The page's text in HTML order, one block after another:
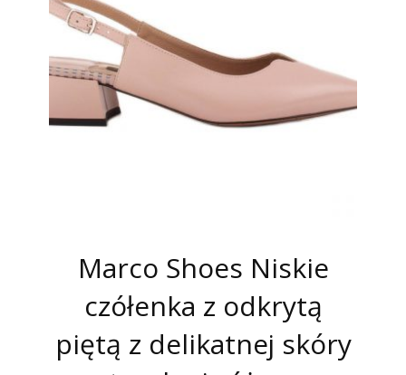
Marco Shoes Niskie
czółenka z odkrytą
piętą z delikatnej skóry